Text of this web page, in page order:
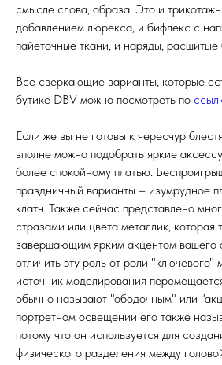
смысле слова, образа. Это и
добавлением люрекса, и бифлекс с
пайеточные ткани, и наряды,
Все сверкающие варианты, которые
бутике DBV можно посмотреть по
Если же вы не готовы к чересчур
вполне можно подобрать яркие
более спокойному платью.
праздничный варианты – изумрудное
клатч. Также сейчас представлено
стразами или цвета металлик, которая
завершающим ярким акцентом вашего
отличить эту роль от роли "ключевого"
источник моделирования
обычно называют "ободочным" или
портретном освещении его также
потому что он используется для
физического разделения между